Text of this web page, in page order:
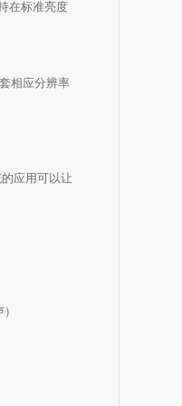
在标准亮度
相应分辨率
应用可以让